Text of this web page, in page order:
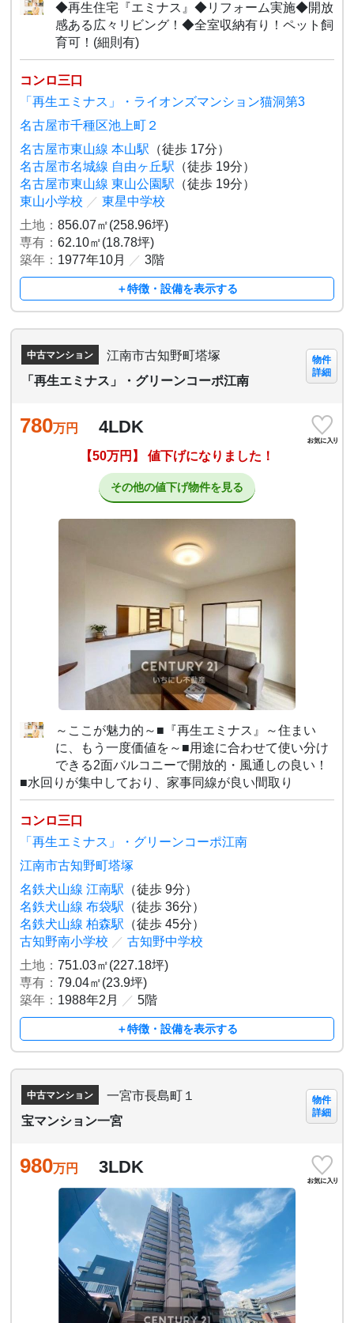
◆再生住宅『エミナス』◆リフォーム実施◆開放
感ある広々リビング！◆全室収納有り！ペット飼
育可！(細則有)
コンロ三口
「再生エミナス」・ライオンズマンション猫洞第3
名古屋市千種区池上町２
名古屋市東山線 本山駅 （徒歩 17分）
名古屋市名城線 自由ヶ丘駅 （徒歩 19分）
名古屋市東山線 東山公園駅 （徒歩 19分）
東山小学校 ／ 東星中学校
土地：856.07㎡(258.96坪)
専有：62.10㎡(18.78坪)
築年： 1977年10月 ／ 3階
＋特徴・設備を表示する
中古マンション
江南市古知野町塔塚
「再生エミナス」・グリーンコーポ江南
物件
詳細
780万円 4LDK
【50万円】 値下げになりました！
その他の値下げ物件を見る
～ここが魅力的～■『再生エミナス』～住まい
に、もう一度価値を～■用途に合わせて使い分け
できる2面バルコニーで開放的・風通しの良い！
■水回りが集中しており、家事同線が良い間取り
コンロ三口
「再生エミナス」・グリーンコーポ江南
江南市古知野町塔塚
名鉄犬山線 江南駅 （徒歩 9分）
名鉄犬山線 布袋駅 （徒歩 36分）
名鉄犬山線 柏森駅 （徒歩 45分）
古知野南小学校 ／ 古知野中学校
土地：751.03㎡(227.18坪)
専有：79.04㎡(23.9坪)
築年： 1988年2月 ／ 5階
＋特徴・設備を表示する
中古マンション
一宮市長島町１
宝マンション一宮
物件
詳細
980万円 3LDK